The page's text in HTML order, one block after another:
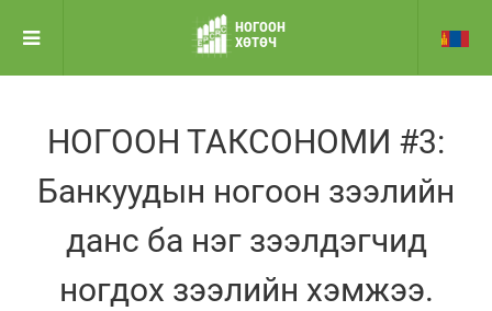
НОГООН
ХӨТӨЧ
НОГООН ТАКСОНОМИ #3:
Банкуудын ногоон зээлийн
данс ба нэг зээлдэгчид
ногдох зээлийн хэмжээ.